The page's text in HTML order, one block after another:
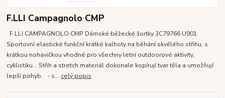
F.LLI Campagnolo CMP
F.LLI CAMPAGNOLO CMP Dámské běžecké šortky 3C79766 U901
Sportovní elastické funkční krátké kalhoty na běhání skvělého střihu, s
krátkou nohavičkou vhodné pro všechny letní outdoorové aktivity,
cyklistiku... Střih a stretch materiál dokonale kopírují tvar těla a umožňují
lepší pohyb. - s... celý popis